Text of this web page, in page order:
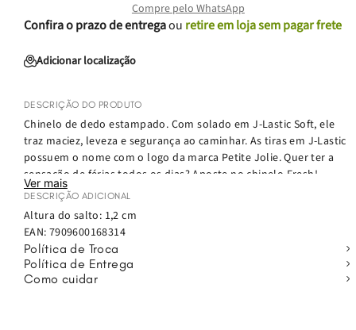
Compre pelo WhatsApp
Confira o prazo de entregaou retire em loja sem pagar frete
Adicionar localização
DESCRIÇÃO DO PRODUTO
Chinelo de dedo estampado. Com solado em J-Lastic Soft, ele
traz maciez, leveza e segurança ao caminhar. As tiras em J-Lastic
possuem o nome com o logo da marca Petite Jolie. Quer ter a
sensação de férias todos os dias? Aposte no chinelo Fresh!
Confortável e prático, esse chinelo será a sua nova companhia
do verão: vai bem com a praia, com look all jeans, com rolê com
os amigos e todos os seus momentos!
Ver mais
DESCRIÇÃO ADICIONAL
Altura do salto: 1,2 cm
EAN: 7909600168314
Política de Troca
Política de Entrega
Como cuidar